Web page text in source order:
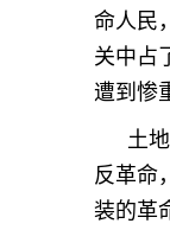
命人民
关中占
遭到惨
土
反革命
装的革